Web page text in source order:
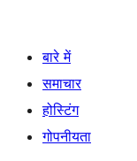
बारे में
समाचार
होस्टिंग
गोपनीयता